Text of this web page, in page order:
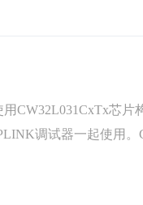
CW32L031CxTx芯
调试器一起使用。